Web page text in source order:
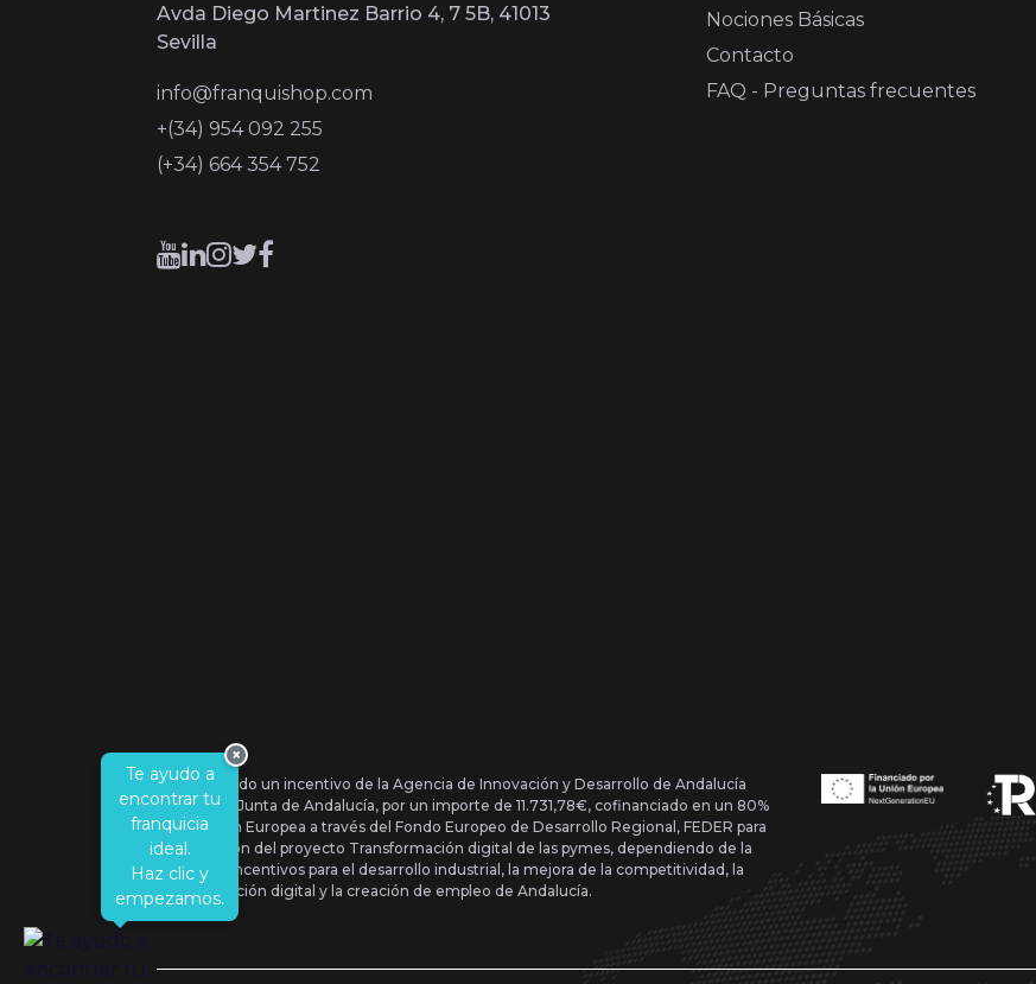
Avda Diego Martinez Barrio 4, 7 5B, 41013
Sevilla
info@franquishop.com
+(34) 954 092 255
(+34) 664 354 752
Nociones Básicas
Contacto
FAQ - Preguntas frecuentes
Se ha recibido un incentivo de la Agencia de Innovación y Desarrollo de Andalucía
IDEA, de la Junta de Andalucía, por un importe de 11.731,78€, cofinanciado en un 80%
por la Unión Europea a través del Fondo Europeo de Desarrollo Regional, FEDER para
la realización del proyecto Transformación digital de las pymes, dependiendo de la
Orden de Incentivos para el desarrollo industrial, la mejora de la competitividad, la
transformación digital y la creación de empleo de Andalucía.
Te ayudo a
encontrar tu
franquicia
ideal.
Haz clic y
empezamos.
×